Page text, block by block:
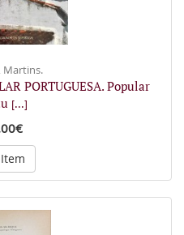
Martins.
PORTUGUESA. Popular
[...]